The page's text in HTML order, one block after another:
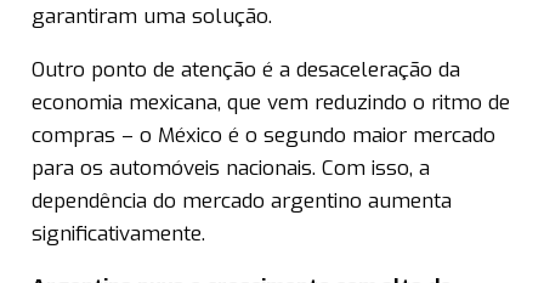
garantiram uma solução.
Outro ponto de atenção é a desaceleração da
economia mexicana, que vem reduzindo o ritmo de
compras – o México é o segundo maior mercado
para os automóveis nacionais. Com isso, a
dependência do mercado argentino aumenta
significativamente.